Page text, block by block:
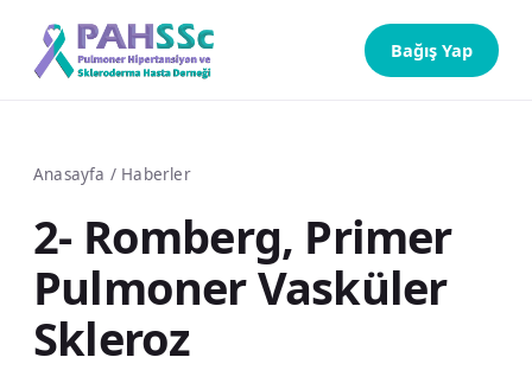
Bağış Yap
Anasayfa / Haberler
2- Romberg, Primer
Pulmoner Vasküler
Skleroz